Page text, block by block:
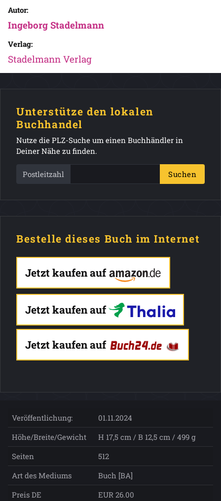
Autor:
Ingeborg Stadelmann
Verlag:
Stadelmann Verlag
Unterstütze den lokalen
Buchhandel
Nutze die PLZ-Suche um einen Buchhändler in
Deiner Nähe zu finden.
Postleitzahl Suchen
Bestelle dieses Buch im Internet
Jetzt kaufen auf
Jetzt kaufen auf
Jetzt kaufen auf
Veröffentlichung:
01.11.2024
Höhe/Breite/Gewicht
H 17,5 cm / B 12,5 cm / 499 g
Seiten
512
Art des Mediums
Buch [BA]
Preis DE
EUR 26.00